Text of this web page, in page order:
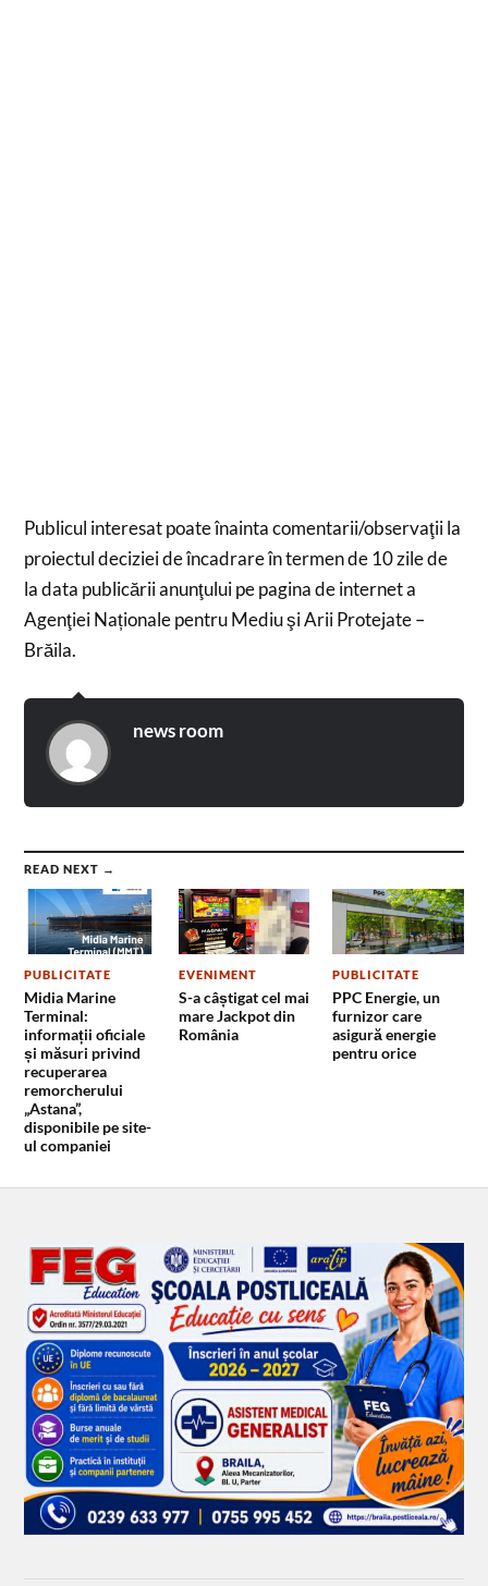
Publicul interesat poate înainta comentarii/observaţii la
proiectul deciziei de încadrare în termen de 10 zile de
la data publicării anunţului pe pagina de internet a
Agenţiei Naționale pentru Mediu şi Arii Protejate –
Brăila.
news room
READ NEXT →
PUBLICITATE
Midia Marine
Terminal:
informații oficiale
și măsuri privind
recuperarea
remorcherului
„Astana”,
disponibile pe site-
ul companiei
EVENIMENT
S-a câștigat cel mai
mare Jackpot din
România
PUBLICITATE
PPC Energie, un
furnizor care
asigură energie
pentru orice